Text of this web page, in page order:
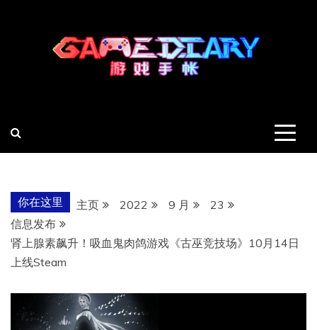
你在这里 主页 2022 9 月
23
信息发布
肾上腺素飙升！吸血鬼肉鸽游戏《古巫竞技场》10月14日
上线Steam